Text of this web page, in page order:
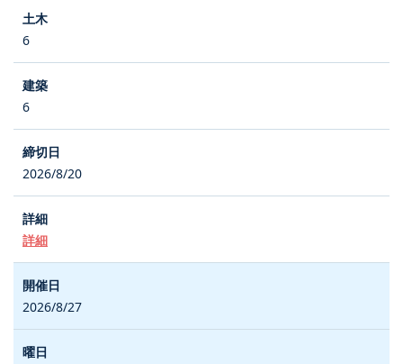
6
6
2026/8/20
詳細
2026/8/27